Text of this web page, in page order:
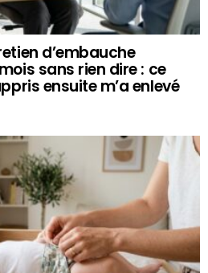
d’embauche
sans rien dire : ce
ensuite m’a enlevé